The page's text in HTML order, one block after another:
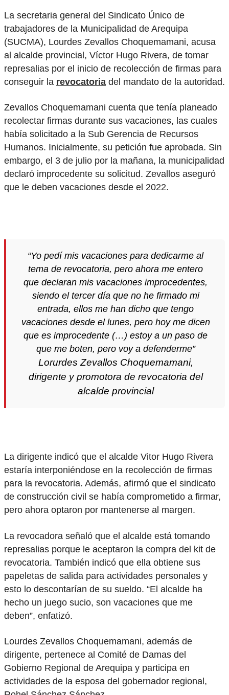
La secretaria general del Sindicato Único de
trabajadores de la Municipalidad de Arequipa
(SUCMA), Lourdes Zevallos Choquemamani, acusa
al alcalde provincial, Víctor Hugo Rivera, de tomar
represalias por el inicio de recolección de firmas para
conseguir la revocatoria del mandato de la autoridad.
Zevallos Choquemamani cuenta que tenía planeado
recolectar firmas durante sus vacaciones, las cuales
había solicitado a la Sub Gerencia de Recursos
Humanos. Inicialmente, su petición fue aprobada. Sin
embargo, el 3 de julio por la mañana, la municipalidad
declaró improcedente su solicitud. Zevallos aseguró
que le deben vacaciones desde el 2022.
“Yo pedí mis vacaciones para dedicarme al
tema de revocatoria, pero ahora me entero
que declaran mis vacaciones improcedentes,
siendo el tercer día que no he firmado mi
entrada, ellos me han dicho que tengo
vacaciones desde el lunes, pero hoy me dicen
que es improcedente (…) estoy a un paso de
que me boten, pero voy a defenderme”
Lorurdes Zevallos Choquemamani,
dirigente y promotora de revocatoria del
alcalde provincial
La dirigente indicó que el alcalde Vitor Hugo Rivera
estaría interponiéndose en la recolección de firmas
para la revocatoria. Además, afirmó que el sindicato
de construcción civil se había comprometido a firmar,
pero ahora optaron por mantenerse al margen.
La revocadora señaló que el alcalde está tomando
represalias porque le aceptaron la compra del kit de
revocatoria. También indicó que ella obtiene sus
papeletas de salida para actividades personales y
esto lo descontarían de su sueldo. “El alcalde ha
hecho un juego sucio, son vacaciones que me
deben”, enfatizó.
Lourdes Zevallos Choquemamani, además de
dirigente, pertenece al Comité de Damas del
Gobierno Regional de Arequipa y participa en
actividades de la esposa del gobernador regional,